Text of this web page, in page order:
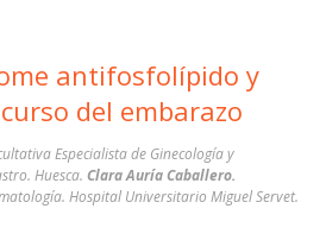
antifosfolípido y
del embarazo
Especialista de Ginecología y
Huesca. Clara Auría Caballero.
Hospital Universitario Miguel Servet.